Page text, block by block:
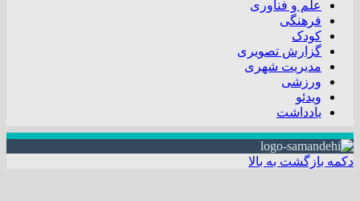
علم و فناوری
فرهنگی
کودک
گزارش تصویری
مدیریت شهری
ورزشی
ویدئو
یادداشت
دکمه بازگشت به بالا